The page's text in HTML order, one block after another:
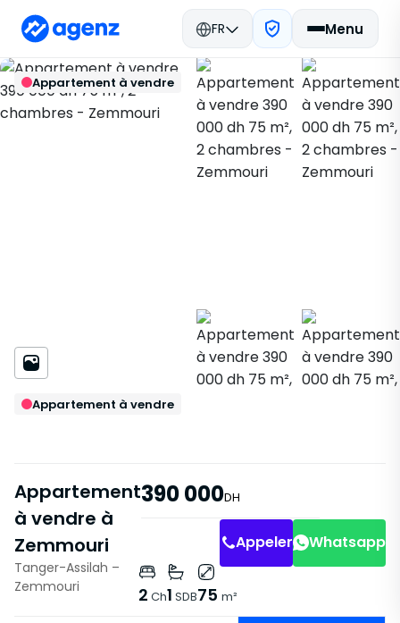
FR Menu
Retour
Immobilier Maroc
Acheter
Tanger
Appartement
Zemmouri
Enregistrer
Appartement à vendre
Appartement à vendre
Appartement
à vendre à
Zemmouri
390 000DH
Tanger-Assilah –
Zemmouri
2 Ch1 SDB75 m²
Appeler Whatsapp
Caractéristiques
Sans Ascenseur